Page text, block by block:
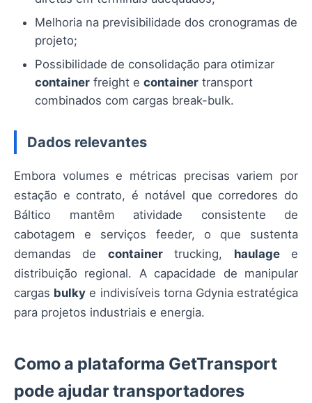
Melhoria na previsibilidade dos cronogramas de
projeto;
Possibilidade de consolidação para otimizar
container freight e container transport
combinados com cargas break-bulk.
Dados relevantes
Embora volumes e métricas precisas variem por
estação e contrato, é notável que corredores do
Báltico mantêm atividade consistente de
cabotagem e serviços feeder, o que sustenta
demandas de containertrucking, haulagee
distribuição regional. A capacidade de manipular
cargas bulky e indivisíveis torna Gdynia estratégica
para projetos industriais e energia.
Como a plataforma GetTransport
pode ajudar transportadores